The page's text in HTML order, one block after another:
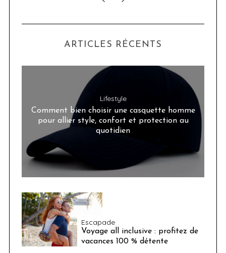
ARTICLES RÉCENTS
Lifestyle
Comment bien choisir une casquette homme
pour allier style, confort et protection au
quotidien
Escapade
Voyage all inclusive : profitez de
vacances 100 % détente